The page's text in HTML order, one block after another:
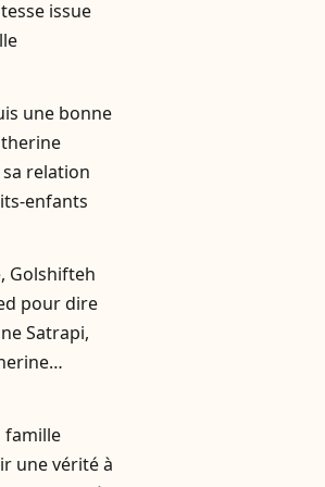
issue
une bonne
relation
enfants
Golshifteh
pour dire
Satrapi,
Chiara
famille
une vérité à